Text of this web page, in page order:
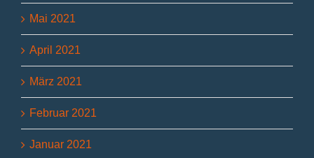
Mai 2021
April 2021
März 2021
Februar 2021
Januar 2021